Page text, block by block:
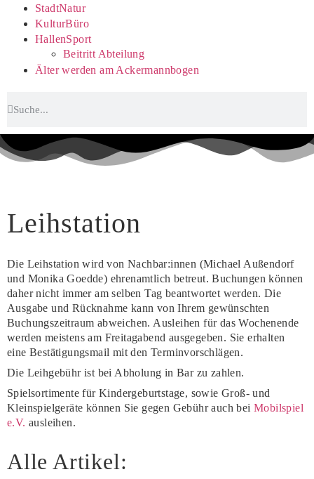
StadtNatur
KulturBüro
HallenSport
Beitritt Abteilung
Älter werden am Ackermannbogen
Leihstation
Die Leihstation wird von Nachbar:innen (Michael Außendorf
und Monika Goedde) ehrenamtlich betreut. Buchungen können
daher nicht immer am selben Tag beantwortet werden. Die
Ausgabe und Rücknahme kann von Ihrem gewünschten
Buchungszeitraum abweichen. Ausleihen für das Wochenende
werden meistens am Freitagabend ausgegeben. Sie erhalten
eine Bestätigungsmail mit den Terminvorschlägen.
Die Leihgebühr ist bei Abholung in Bar zu zahlen.
Spielsortimente für Kindergeburtstage, sowie Groß- und
Kleinspielgeräte können Sie gegen Gebühr auch bei Mobilspiel
e.V. ausleihen.
Alle Artikel: